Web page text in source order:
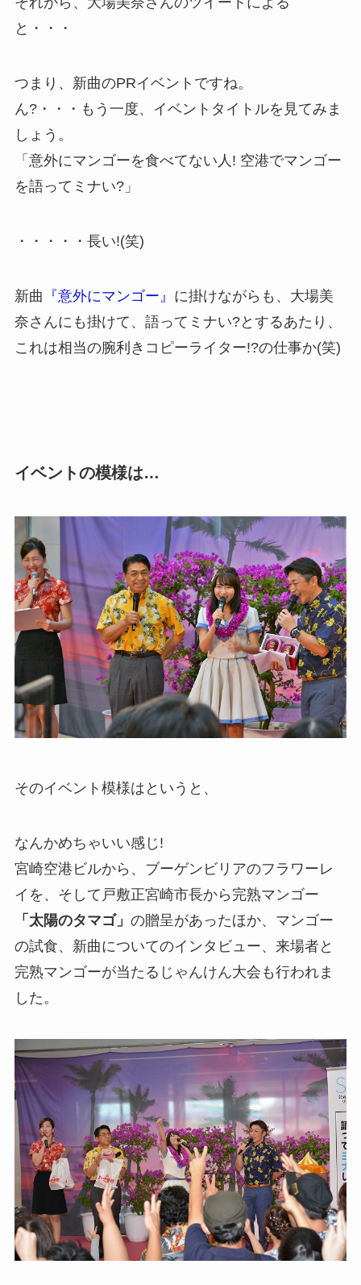
と・・・
つまり、新曲のPRイベントですね。
ん?・・・もう一度、イベントタイトルを見てみま
しょう。
「意外にマンゴーを食べてない人! 空港でマンゴー
を語ってミナい?」
・・・・・長い!(笑)
新曲 『意外にマンゴー』 に掛けながらも、大場美
奈さんにも掛けて、語ってミナい?とするあたり、
これは相当の腕利きコピーライター!?の仕事か(笑)
イベントの模様は…
そのイベント模様はというと、
なんかめちゃいい感じ!
宮崎空港ビルから、ブーゲンビリアのフラワーレ
イを、そして戸敷正宮崎市長から完熟マンゴー
「太陽のタマゴ」 の贈呈があったほか、マンゴー
の試食、新曲についてのインタビュー、来場者と
完熟マンゴーが当たるじゃんけん大会も行われま
した。